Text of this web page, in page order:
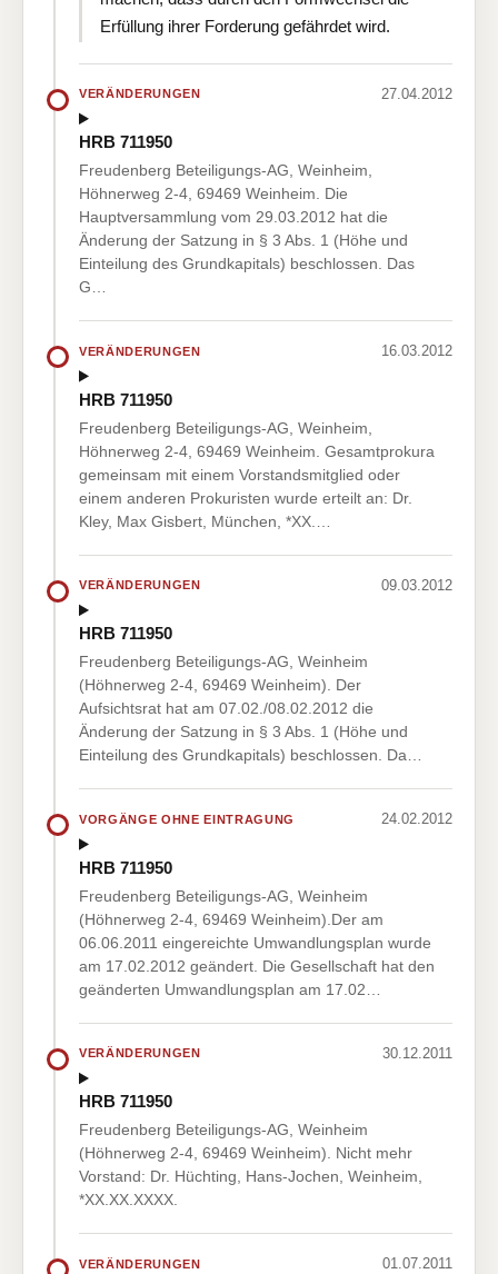
Erfüllung ihrer Forderung gefährdet wird.
VERÄNDERUNGEN 27.04.2012
HRB 711950
Freudenberg Beteiligungs-AG, Weinheim,
Höhnerweg 2-4, 69469 Weinheim. Die
Hauptversammlung vom 29.03.2012 hat die
Änderung der Satzung in § 3 Abs. 1 (Höhe und
Einteilung des Grundkapitals) beschlossen. Das
G…
VERÄNDERUNGEN 16.03.2012
HRB 711950
Freudenberg Beteiligungs-AG, Weinheim,
Höhnerweg 2-4, 69469 Weinheim. Gesamtprokura
gemeinsam mit einem Vorstandsmitglied oder
einem anderen Prokuristen wurde erteilt an: Dr.
Kley, Max Gisbert, München, *XX.…
VERÄNDERUNGEN 09.03.2012
HRB 711950
Freudenberg Beteiligungs-AG, Weinheim
(Höhnerweg 2-4, 69469 Weinheim). Der
Aufsichtsrat hat am 07.02./08.02.2012 die
Änderung der Satzung in § 3 Abs. 1 (Höhe und
Einteilung des Grundkapitals) beschlossen. Da…
VORGÄNGE OHNE EINTRAGUNG 24.02.2012
HRB 711950
Freudenberg Beteiligungs-AG, Weinheim
(Höhnerweg 2-4, 69469 Weinheim).Der am
06.06.2011 eingereichte Umwandlungsplan wurde
am 17.02.2012 geändert. Die Gesellschaft hat den
geänderten Umwandlungsplan am 17.02…
VERÄNDERUNGEN 30.12.2011
HRB 711950
Freudenberg Beteiligungs-AG, Weinheim
(Höhnerweg 2-4, 69469 Weinheim). Nicht mehr
Vorstand: Dr. Hüchting, Hans-Jochen, Weinheim,
*XX.XX.XXXX.
VERÄNDERUNGEN 01.07.2011